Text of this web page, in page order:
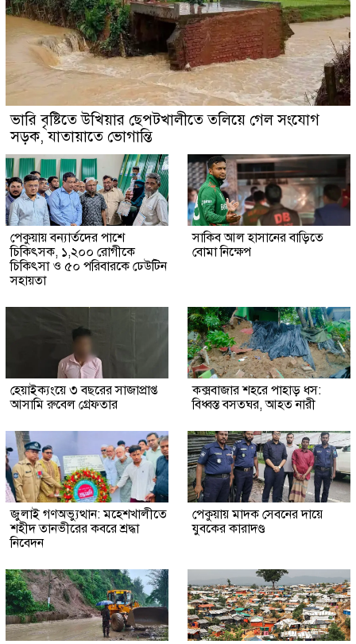
ভারি বৃষ্টিতে উখিয়ার ছেপটখালীতে তলিয়ে গেল সংযোগ
সড়ক, যাতায়াতে ভোগান্তি
পেকুয়ায় বন্যার্তদের পাশে
চিকিৎসক, ১,২০০ রোগীকে
চিকিৎসা ও ৫০ পরিবারকে ঢেউটিন
সহায়তা
সাকিব আল হাসানের বাড়িতে
বোমা নিক্ষেপ
হেয়াইক্যংয়ে ৩ বছরের সাজাপ্রাপ্ত
আসামি রুবেল গ্রেফতার
কক্সবাজার শহরে পাহাড় ধস:
বিধ্বস্ত বসতঘর, আহত নারী
জুলাই গণঅভ্যুত্থান: মহেশখালীতে
শহীদ তানভীরের কবরে শ্রদ্ধা
নিবেদন
পেকুয়ায় মাদক সেবনের দায়ে
যুবকের কারাদণ্ড